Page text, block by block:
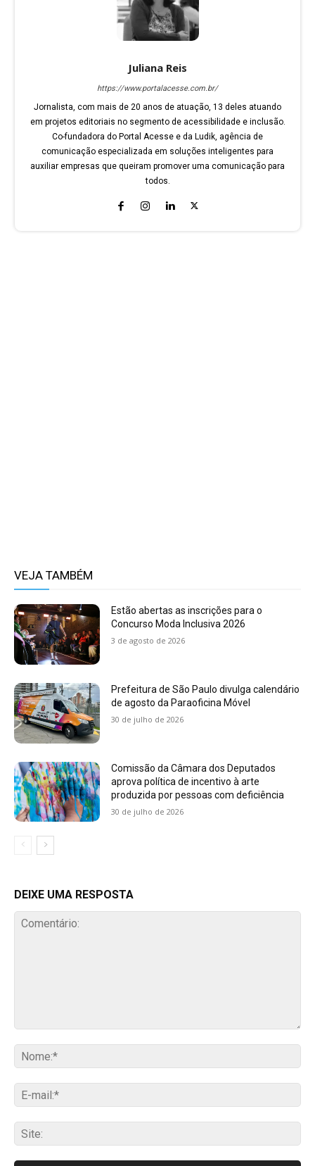
Juliana Reis
https://www.portalacesse.com.br/
Jornalista, com mais de 20 anos de atuação, 13 deles atuando
em projetos editoriais no segmento de acessibilidade e inclusão.
Co-fundadora do Portal Acesse e da Ludik, agência de
comunicação especializada em soluções inteligentes para
auxiliar empresas que queiram promover uma comunicação para
todos.
VEJA TAMBÉM
Estão abertas as inscrições para o
Concurso Moda Inclusiva 2026
3 de agosto de 2026
Prefeitura de São Paulo divulga calendário
de agosto da Paraoficina Móvel
30 de julho de 2026
Comissão da Câmara dos Deputados
aprova política de incentivo à arte
produzida por pessoas com deficiência
30 de julho de 2026
DEIXE UMA RESPOSTA